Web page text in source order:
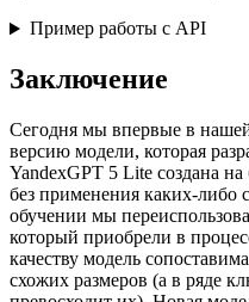
Пример работы с API
Заключение
Сегодня мы впервые в
версию модели, которая
YandexGPT 5 Lite создана
без применения каких-либо
обучении мы
который приобрели в
качеству модель
схожих размеров (а в ряде